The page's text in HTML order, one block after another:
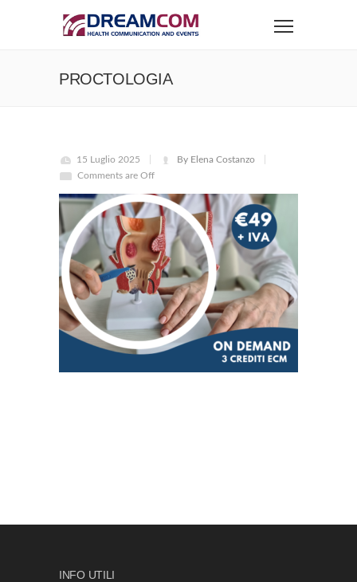
PROCTOLOGIA
15 Luglio 2025
By Elena Costanzo
Comments are Off
INFO UTILI